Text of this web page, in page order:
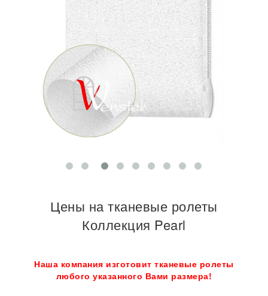
Цены на тканевые ролеты
Коллекция Pearl
Наша компания изготовит тканевые ролеты
любого указанного Вами размера!